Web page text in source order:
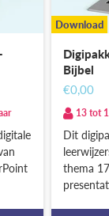
Download
Bijbel
€0,00
13 tot
Dit
thema